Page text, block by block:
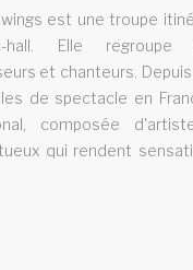
se deplace dans la ville
cest une equipe
danseur chanteuse
plume
haute normandie
est une troupe
hall. Elle
et chanteurs. Depuis
de spectacle en
composée
qui rendent